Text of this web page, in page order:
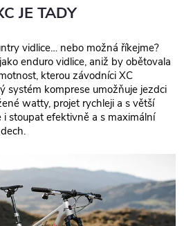
JE TADY
vidlice… nebo možná říkejme?
enduro vidlice, aniž by obětovala
kterou závodníci XC
systém komprese umožňuje jezdci
watty, projet rychleji a s větší
i stoupat efektivně a s maximální